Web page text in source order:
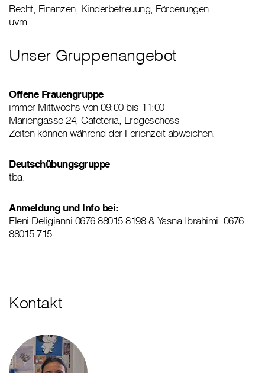
Recht, Finanzen, Kinderbetreuung, Förderungen
uvm.
Unser Gruppenangebot
Offene Frauengruppe
immer Mittwochs von 09:00 bis 11:00
Mariengasse 24, Cafeteria, Erdgeschoss
Zeiten können während der Ferienzeit abweichen.
Deutschübungsgruppe
tba.
Anmeldung und Info bei:
Eleni Deligianni 0676 88015 8198 & Yasna Ibrahimi 0676
88015 715
Kontakt